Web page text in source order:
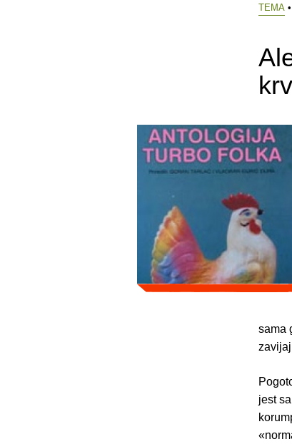
TEMA
sama
jest